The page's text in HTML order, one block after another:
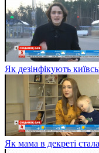
Як дезінфікують
Як мама в декреті